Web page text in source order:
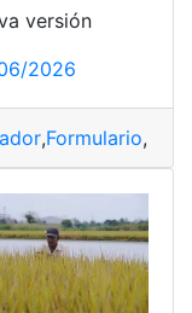
versión
2026
,Formulario,